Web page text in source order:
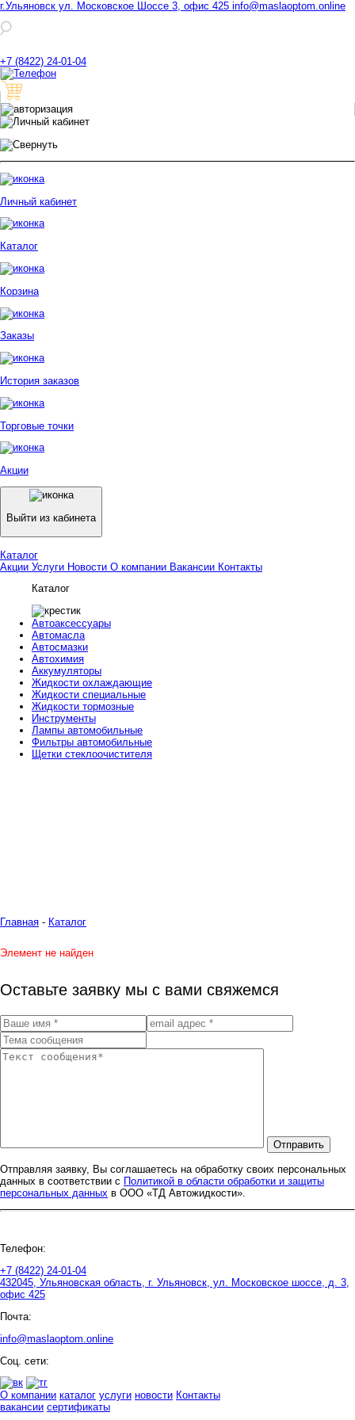
г.Ульяновск ул. Московское Шоссе 3, офис 425 info@maslaoptom.online
+7 (8422) 24-01-04
Личный кабинет
Каталог
Корзина
Заказы
История заказов
Торговые точки
Акции
Выйти из кабинета
Каталог
Акции Услуги Новости О компании Вакансии Контакты
Каталог
Автоаксессуары
Автомасла
Автосмазки
Автохимия
Аккумуляторы
Жидкости охлаждающие
Жидкости специальные
Жидкости тормозные
Инструменты
Лампы автомобильные
Фильтры автомобильные
Щетки стеклоочистителя
Главная - Каталог
Элемент не найден
Оставьте заявку мы с вами свяжемся
Отправить
Отправляя заявку, Вы соглашаетесь на обработку своих персональных
данных в соответствии с Политикой в области обработки и защиты
персональных данных в ООО «ТД Автожидкости».
Телефон:
+7 (8422) 24-01-04
432045, Ульяновская область, г. Ульяновск, ул. Московское шоссе, д. 3,
офис 425
Почта:
info@maslaoptom.online
Соц. сети:
О компании каталог услуги новости Контакты
вакансии сертификаты